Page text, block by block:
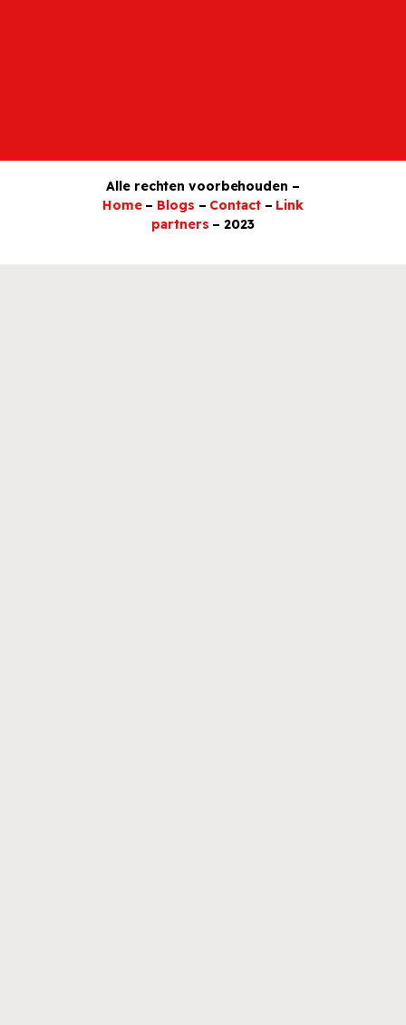
Alle rechten voorbehouden –
Home – Blogs – Contact – Link
partners – 2023